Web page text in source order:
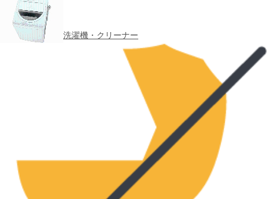
洗濯機・クリーナー